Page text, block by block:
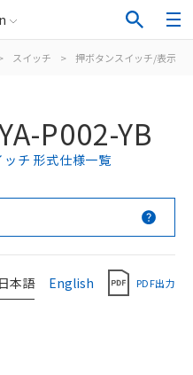
スイッチ > 押ボタンスイッチ/表示灯
P002-YB
チ 形式仕様一覧
日本語 English PDF出力